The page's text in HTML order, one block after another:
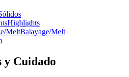
Highlights
Balayage/Melt
y Cuidado